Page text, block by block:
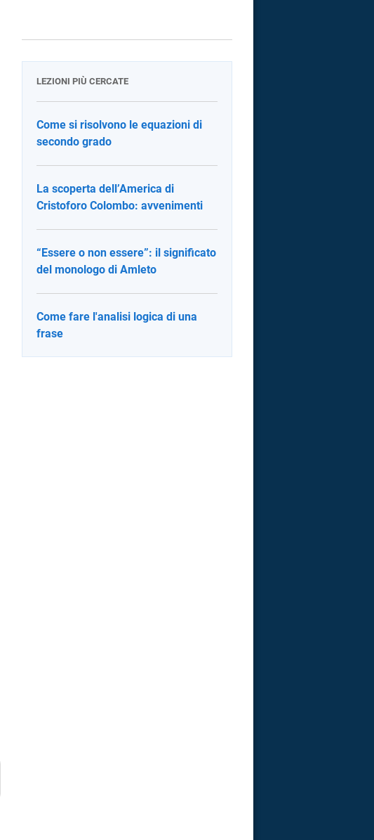
LEZIONI PIÙ CERCATE
Come si risolvono le equazioni di
secondo grado
La scoperta dell’America di
Cristoforo Colombo: avvenimenti
“Essere o non essere”: il significato
del monologo di Amleto
Come fare l'analisi logica di una
frase